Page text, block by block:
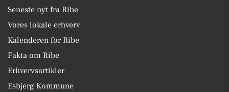
Seneste nyt fra Ribe
Vores lokale erhverv
Kalenderen for Ribe
Fakta om Ribe
Erhvervsartikler
Esbjerg Kommune